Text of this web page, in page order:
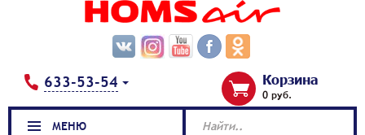
633-53-54 Корзина
0 руб.
МЕНЮ Найти..